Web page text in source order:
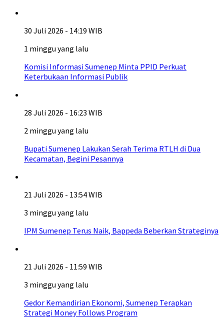
30 Juli 2026 - 14:19 WIB
1 minggu yang lalu
Komisi Informasi Sumenep Minta PPID Perkuat
Keterbukaan Informasi Publik
28 Juli 2026 - 16:23 WIB
2 minggu yang lalu
Bupati Sumenep Lakukan Serah Terima RTLH di Dua
Kecamatan, Begini Pesannya
21 Juli 2026 - 13:54 WIB
3 minggu yang lalu
IPM Sumenep Terus Naik, Bappeda Beberkan Strateginya
21 Juli 2026 - 11:59 WIB
3 minggu yang lalu
Gedor Kemandirian Ekonomi, Sumenep Terapkan
Strategi Money Follows Program